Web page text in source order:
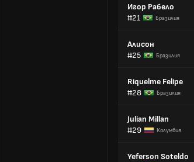
Игор Рабело
#21
Бразилия
Алисон
#25
Бразилия
Riquelme Felipe
#28
Бразилия
Julian Millan
#29
Колумбия
Yeferson Soteldo